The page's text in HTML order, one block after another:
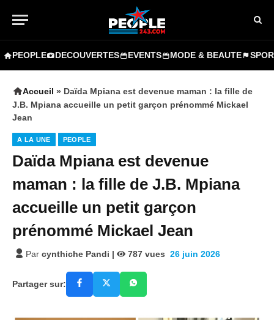
PEOPLE DECOUVERTES EVENTS MODE & BEAUTE
Accueil » Daïda Mpiana est devenue maman : la fille de
J.B. Mpiana accueille un petit garçon prénommé Mickael
Jean
A LA UNE PEOPLE
Daïda Mpiana est devenue
maman : la fille de J.B. Mpiana
accueille un petit garçon
prénommé Mickael Jean
Par cynthiche Pandi | 787 vues 26 juin 2026
Partager sur: